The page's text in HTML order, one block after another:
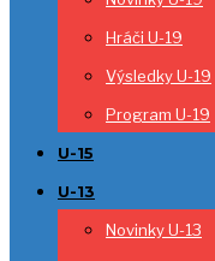
Hráči U-19
Výsledky U-19
Program U-19
U-15
U-13
Novinky U-13